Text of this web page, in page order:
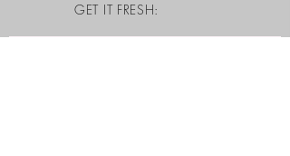
GET IT FRESH: